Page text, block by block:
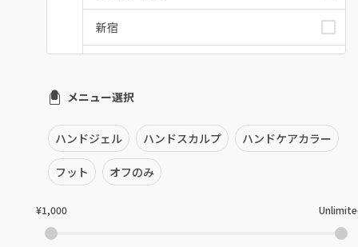
新宿
銀座・新橋・有楽町
恵比寿・代官山・中目黒
自由が丘・学芸大学
メニュー選択
ハンドジェル ハンドスカルプ ハンドケアカラー
フット オフのみ
¥1,000